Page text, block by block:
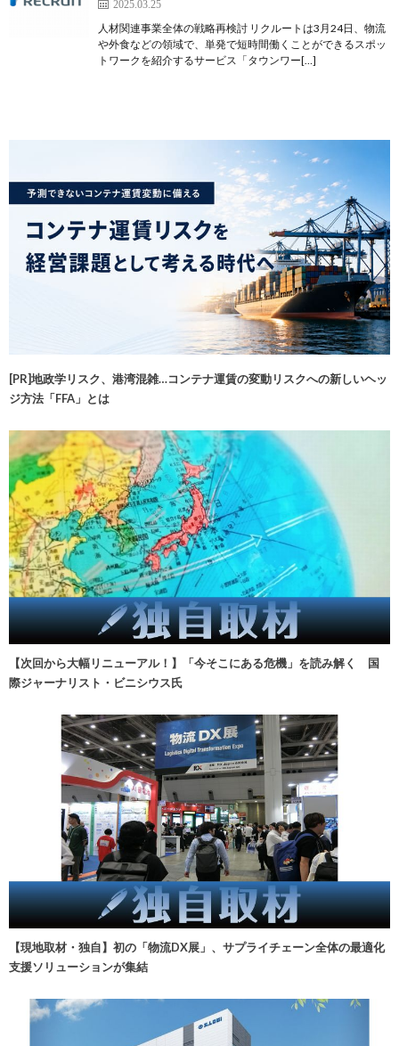
2025.03.25
人材関連事業全体の戦略再検討 リクルートは3月24日、物流
や外食などの領域で、単発で短時間働くことができるスポッ
トワークを紹介するサービス「タウンワー[…]
[PR]地政学リスク、港湾混雑…コンテナ運賃の変動リスクへの新しいヘッ
ジ方法「FFA」とは
【次回から大幅リニューアル！】「今そこにある危機」を読み解く 国
際ジャーナリスト・ビニシウス氏
【現地取材・独自】初の「物流DX展」、サプライチェーン全体の最適化
支援ソリューションが集結